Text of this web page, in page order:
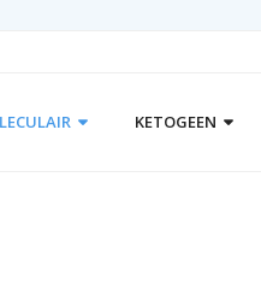
KETOGEEN